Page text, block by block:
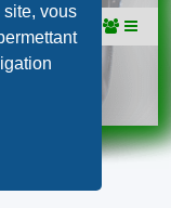
site, vous
Limited